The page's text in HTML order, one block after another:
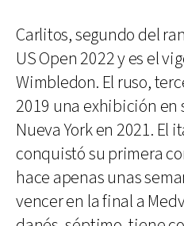
Carlitos, segundo del
US Open 2022 y es el
Wimbledon. El ruso,
2019 una exhibición en
Nueva York en 2021. El
conquistó su primera
hace apenas unas
vencer en la final a